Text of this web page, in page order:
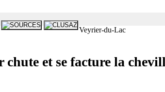
Veyrier-du-Lac
et se facture la